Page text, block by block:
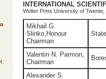
INTERNATIONAL
Wolter Prins University of
Mikhail G.
Slinko,Honour
Chairman
Valentin N. Parmon,
Chairman
Alexander S.